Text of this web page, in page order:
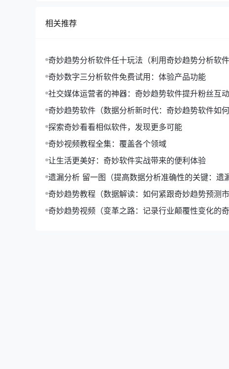
3. **运用数据分析方法**：根据数据源的特点，选
相关推荐
奇妙趋势分析软件任十玩法（利用奇妙趋势分析软
十玩法'的深度策略）
奇妙数字三分析软件免费试用：体验产品功能
社交媒体运营者的神器：奇妙趋势软件提升粉丝互动
奇妙趋势软件（数据分析新时代：奇妙趋势软件如
流）
探索奇妙看看相似软件，发现更多可能
奇妙视频教程全集：覆盖各个领域
让生活更美好：奇妙软件实战带来的便利体验
遗漏分析 留一图（提高数据分析准确性的关键：遗
留一图应用）
奇妙趋势教程（数据解读：如何紧跟奇妙趋势预测
化）
奇妙趋势视频（变革之路：记录行业颠覆性变化的